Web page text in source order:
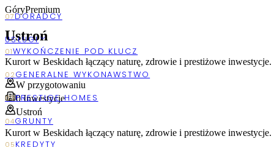
USŁUGI
GóryPremium
Ustroń
Kurort w Beskidach łączący naturę, zdrowie i prestiżowe inwestycje.
W przygotowaniu
0 Inwestycje
Ustroń
Kurort w Beskidach łączący naturę, zdrowie i prestiżowe inwestycje.